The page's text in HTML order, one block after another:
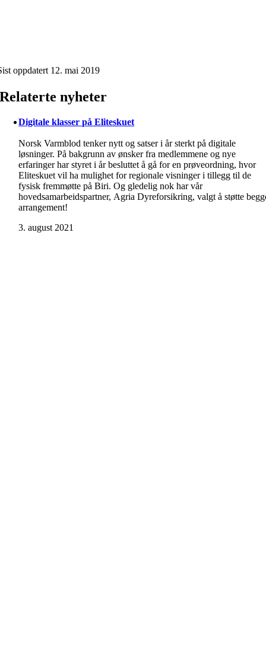
oppdatert 12. mai 2019
Relaterte nyheter
Digitale klasser på Eliteskuet
Norsk Varmblod tenker nytt og satser i år sterkt på digitale
løsninger. På bakgrunn av ønsker fra medlemmene og nye
erfaringer har styret i år besluttet å gå for en prøveordning, hvor
Eliteskuet vil ha mulighet for regionale visninger i tillegg til de
fysisk fremmøtte på Biri. Og gledelig nok har vår
hovedsamarbeidspartner, Agria Dyreforsikring, valgt å støtte
arrangement!
3. august 2021